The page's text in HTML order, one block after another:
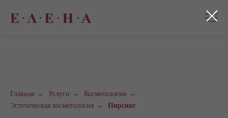
Главная → Услуги → Косметология →
Эстетическая косметология → Пирсинг